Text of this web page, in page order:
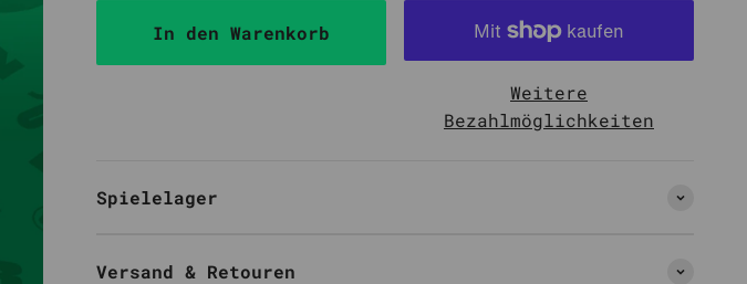
In den Warenkorb
Weitere
Bezahlmöglichkeiten
Spielelager
Versand & Retouren